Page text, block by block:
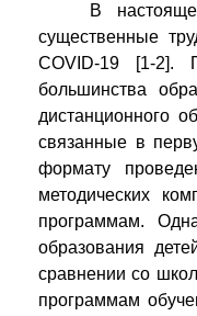
В
существенные
COVID-19 [1-2].
большинства
дистанционного
связанные в
формату
методических
программам.
образования
сравнении со
программам